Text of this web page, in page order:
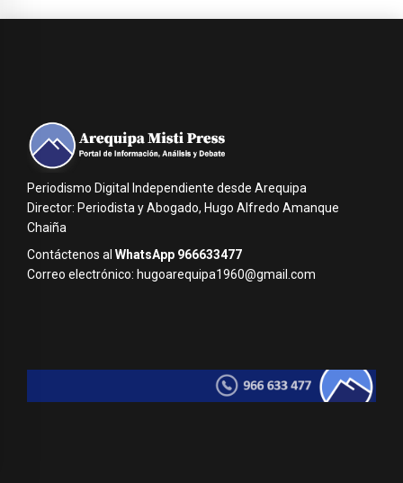
Periodismo Digital Independiente desde Arequipa
Director: Periodista y Abogado, Hugo Alfredo Amanque
Chaiña
Contáctenos al WhatsApp 966633477
Correo electrónico: hugoarequipa1960@gmail.com